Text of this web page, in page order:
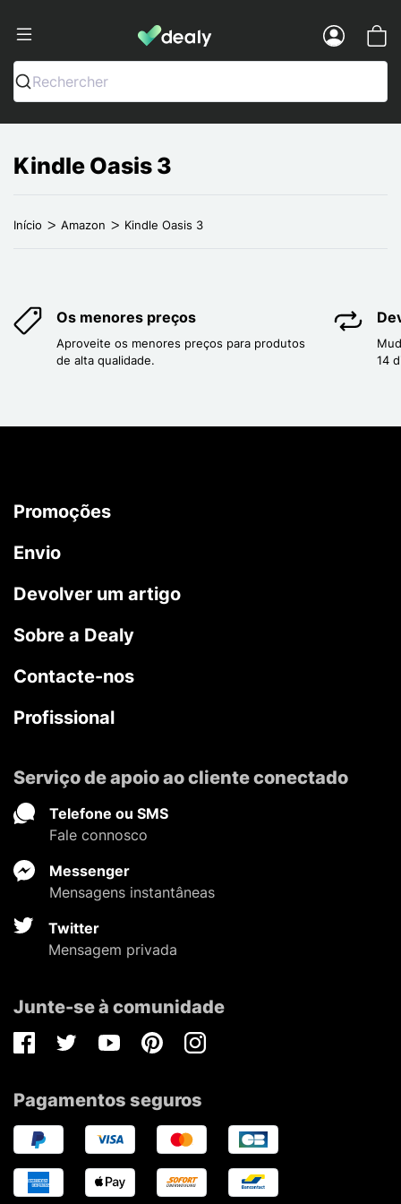
Dealy - Capas e acessórios para
Rechercher
Kindle Oasis 3
Início Amazon Kindle Oasis 3
Os menores preços
Aproveite os menores preços para produtos
de alta qualidade.
14
Promoções
Envio
Devolver um artigo
Sobre a Dealy
Contacte-nos
Profissional
Serviço de apoio ao cliente conectado
Telefone ou SMS
Fale connosco
Messenger
Mensagens instantâneas
Twitter
Mensagem privada
Junte-se à comunidade
FacebookTwitterYoutubePinterestInstagram
Pagamentos seguros